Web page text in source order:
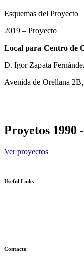
Esquemas del Proyecto
2019 – Proyecto
Local para Centro de
D. Igor Zapata
Avenida de Orellana
Proyetos 1990
Ver proyectos
Useful Links
Contacto